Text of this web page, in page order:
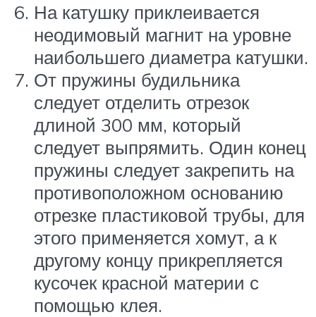
На катушку приклеивается
неодимовый магнит на уровне
наибольшего диаметра катушки.
От пружины будильника
следует отделить отрезок
длиной 300 мм, который
следует выпрямить. Один конец
пружины следует закрепить на
противоположном основанию
отрезке пластиковой трубы, для
этого применяется хомут, а к
другому концу прикрепляется
кусочек красной материи с
помощью клея.